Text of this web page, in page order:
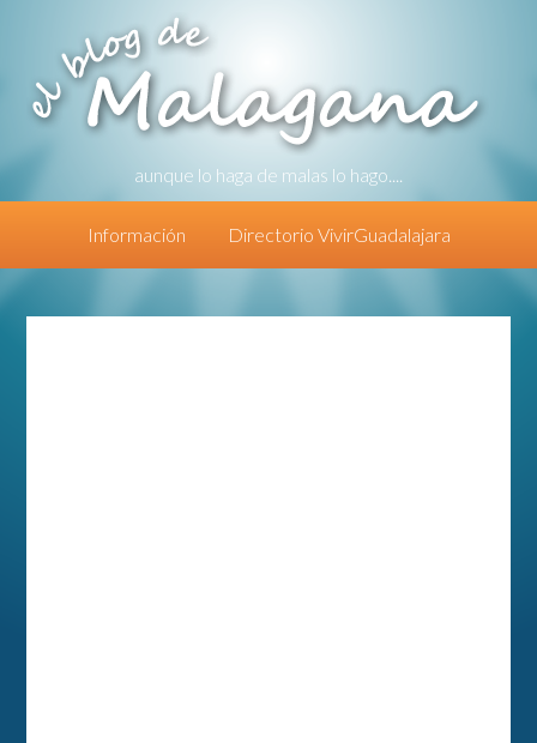
aunque lo haga de malas lo hago....
Información Directorio VivirGuadalajara